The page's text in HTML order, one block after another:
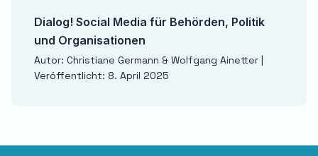
Dialog! Social Media für Behörden, Politik
und Organisationen
Autor: Christiane Germann & Wolfgang Ainetter |
Veröffentlicht: 8. April 2025